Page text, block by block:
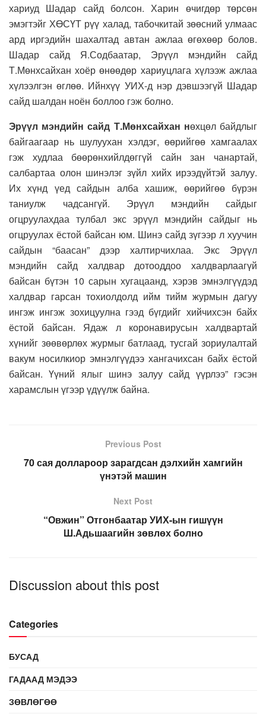
хариуд Шадар сайд болсон. Харин өчигдөр төрсөн
эмэгтэйг ХӨСҮТ рүү халад, табочкитай зөөсний улмаас
ард иргэдийн шахалтад автан ажлаа өгөхөөр болов.
Шадар сайд Я.Содбаатар, Эрүүл мэндийн сайд
Т.Мөнхсайхан хоёр өнөөдөр хариуцлага хүлээж ажлаа
хүлээлгэн өглөө. Ийнхүү УИХ-д нэр дэвшээгүй Шадар
сайд шалдан ноён боллоо гэж болно.
Эрүүл мэндийн сайд Т.Мөнхсайхан нөхцөл байдлыг
байгаагаар нь шулуухан хэлдэг, өөрийгөө хамгаалах
гэж худлаа бөөрөнхийлдөггүй сайн зан чанартай,
салбартаа олон шинэлэг зүйл хийх ирээдүйтэй залуу.
Их хүнд үед сайдын алба хашиж, өөрийгөө бүрэн
таниулж чадсангүй. Эрүүл мэндийн сайдыг
огцруулахдаа тулбал экс эрүүл мэндийн сайдыг нь
огцруулах ёстой байсан юм. Шинэ сайд зүгээр л хуучин
сайдын “баасан” дээр халтирчихлаа. Экс Эрүүл
мэндийн сайд халдвар дотооддоо халдварлаагүй
байсан бүтэн 10 сарын хугацаанд, хэрэв эмнэлгүүдэд
халдвар гарсан тохиолдолд ийм тийм журмын дагуу
ингэж ингэж зохицуулна гээд бүгдийг хийчихсэн байх
ёстой байсан. Ядаж л коронавирусын халдвартай
хүнийг зөөвөрлөх журмыг батлаад, тусгай зориулалтай
вакум носилкиор эмнэлгүүдээ хангачихсан байх ёстой
байсан. Үүний ялыг шинэ залуу сайд үүрлээ” гэсэн
харамслын үгээр үдүүлж байна.
Previous Post
70 сая доллароор зарагдсан дэлхийн хамгийн
үнэтэй машин
Next Post
“Овжин” Отгонбаатар УИХ-ын гишүүн
Ш.Адьшаагийн зөвлөх болно
Discussion about this post
Categories
БУСАД
ГАДААД МЭДЭЭ
ЗӨВЛӨГӨӨ